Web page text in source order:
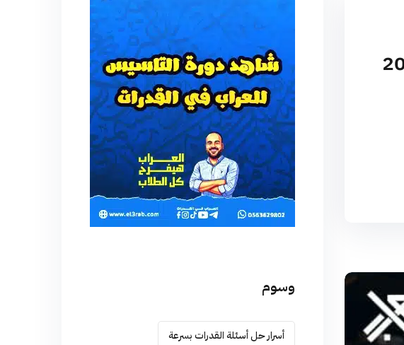
وسوم
أسرار حل أسئلة القدرات بسرعة